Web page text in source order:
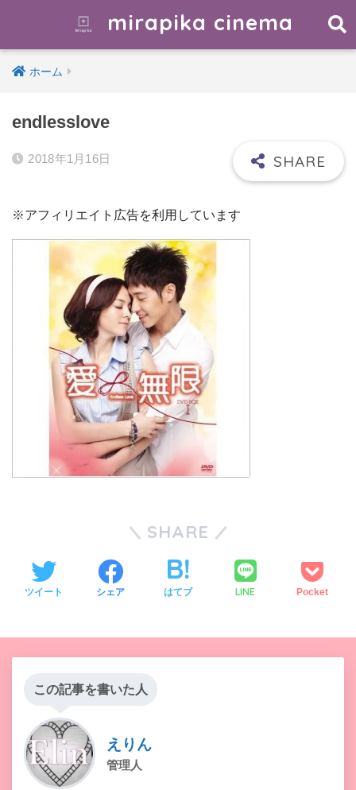
mirapika cinema
ホーム
endlesslove
2018年1月16日
※アフィリエイト広告を利用しています
SHARE
ツイート シェア はてブ LINE Pocket
この記事を書いた人
えりん
管理人